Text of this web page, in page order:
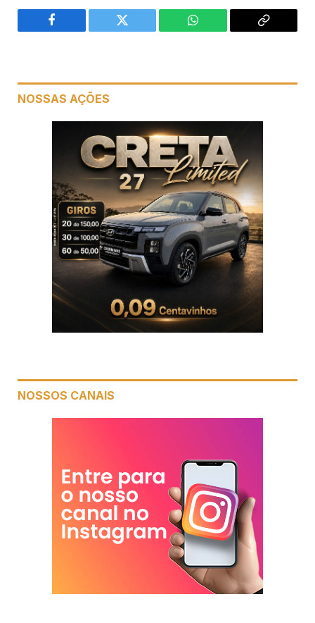
Facebook Twitter WhatsApp
Copiar
NOSSAS AÇÕES
NOSSOS CANAIS